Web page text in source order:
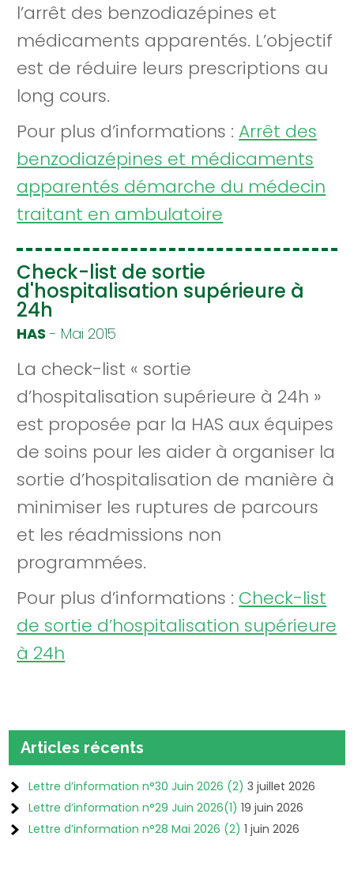
l’arrêt des benzodiazépines et
médicaments apparentés. L’objectif
est de réduire leurs prescriptions au
long cours.
Pour plus d’informations :Arrêt des
benzodiazépines et médicaments
apparentés démarche du médecin
traitant en ambulatoire
Check-list de sortie
d'hospitalisation supérieure à
24h
HAS - Mai 2015
La check-list « sortie
d’hospitalisation supérieure à 24h »
est proposée par la HAS aux équipes
de soins pour les aider à organiser la
sortie d’hospitalisation de manière à
minimiser les ruptures de parcours
et les réadmissions non
programmées.
Pour plus d’informations : Check-list
de sortie d’hospitalisation supérieure
à 24h
Articles récents
Lettre d’information n°30 Juin 2026 (2) 3 juillet 2026
Lettre d’information n°29 Juin 2026(1) 19 juin 2026
Lettre d’information n°28 Mai 2026 (2) 1 juin 2026